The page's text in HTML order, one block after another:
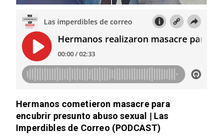
Hermanos cometieron masacre para
encubrir presunto abuso sexual | Las
Imperdibles de Correo (PODCAST)